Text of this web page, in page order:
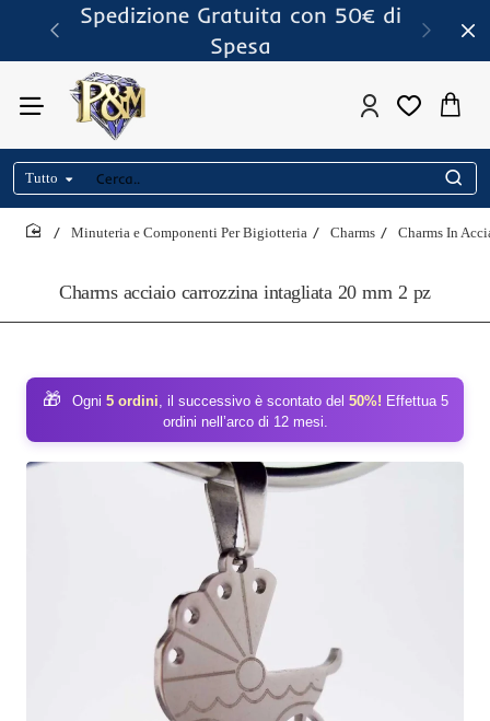
Spedizione Gratuita con 50€ di
Spesa
Tutto
Cerca..
Charms acciaio carrozzina intagliata 20 mm 2 pz
Minuteria e Componenti Per Bigiotteria Charms Charms In
🎁 Ogni 5 ordini, il successivo è scontato del 50%! Effettua 5
ordini nell’arco di 12 mesi.